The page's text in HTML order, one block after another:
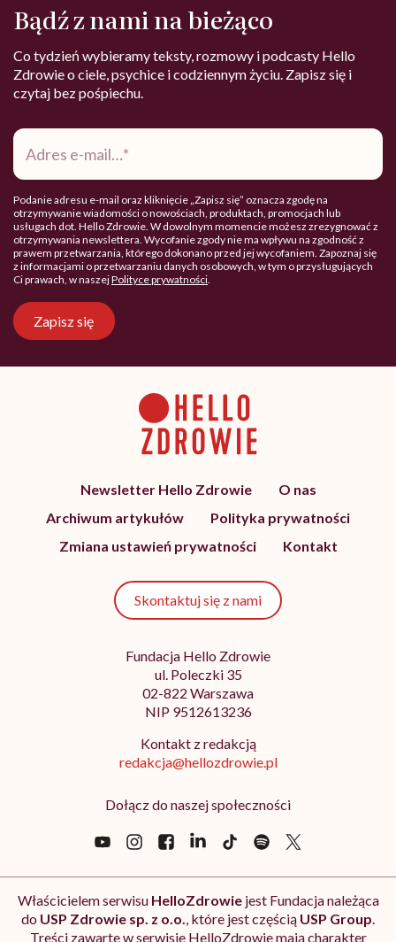
Bądź z nami na bieżąco
Co tydzień wybieramy teksty, rozmowy i podcasty Hello
Zdrowie o ciele, psychice i codziennym życiu. Zapisz się i
czytaj bez pośpiechu.
Adres
mail*
Podanie adresu e-mail oraz kliknięcie „Zapisz się” oznacza zgodę na
otrzymywanie wiadomości o nowościach, produktach, promocjach lub
usługach dot. Hello Zdrowie. W dowolnym momencie możesz zrezygnować z
otrzymywania newslettera. Wycofanie zgody nie ma wpływu na zgodność z
prawem przetwarzania, którego dokonano przed jej wycofaniem. Zapoznaj się
z informacjami o przetwarzaniu danych osobowych, w tym o przysługujących
Ci prawach, w naszejPolityce prywatności.
Zapisz się
Newsletter Hello Zdrowie
O nas
Archiwum artykułów
Polityka prywatności
Zmiana ustawień prywatności
Kontakt
Skontaktuj się z nami
Fundacja Hello Zdrowie
ul. Poleczki 35
02-822 Warszawa
NIP 9512613236
Kontakt z redakcją
redakcja@hellozdrowie.pl
Dołącz do naszej społeczności
Właścicielem serwisu HelloZdrowiejest Fundacja należąca
do USP Zdrowie sp. z o.o., które jest częścią USP Group.
Treści zawarte w serwisie HelloZdrowie mają charakter